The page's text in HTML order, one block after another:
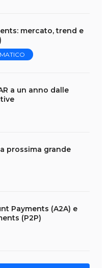
mercato, trend e
a un anno dalle
prossima grande
Payments (A2A) e
(P2P)